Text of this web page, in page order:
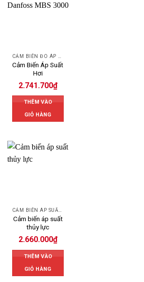
Cảm Biến Áp Suất
Hơi
2.741.700₫
THÊM VÀO
GIỎ HÀNG
Cảm biến áp suất
thủy lực
2.660.000₫
THÊM VÀO
GIỎ HÀNG